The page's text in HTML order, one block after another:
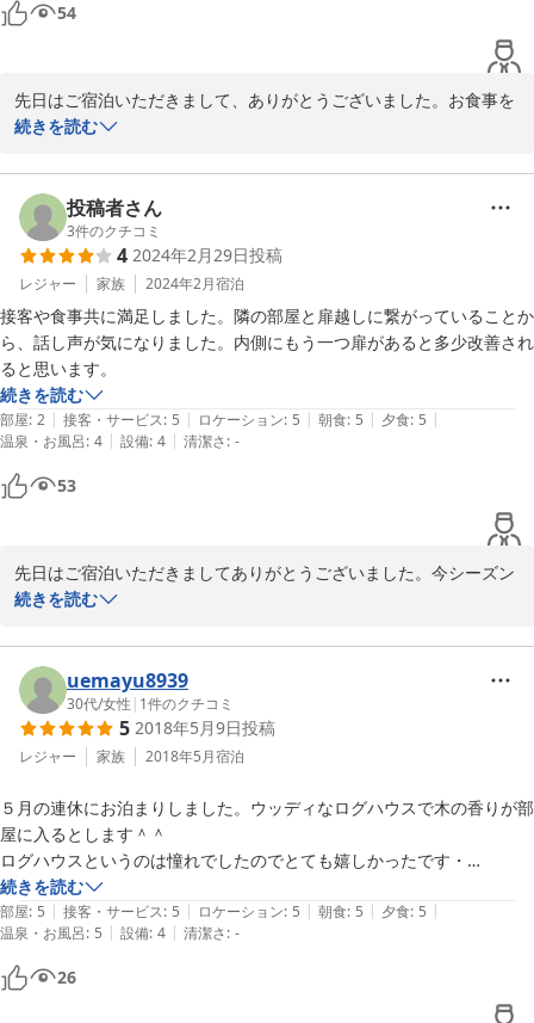
54
先日はご宿泊いただきまして、ありがとうございました。お食事を
気に入って頂けて嬉しいです。まだ寒い日もありますが、春はもう
してくださいね。お待ちしています。
2024-03-25
続きを読む
投稿者さん
3件のクチコミ
4 2024年2月29日投稿
レジャー 家族 2024年2月宿泊
接客や食事共に満足しました。隣の部屋と扉越しに繋がっていることか
ら、話し声が気になりました。内側にもう一つ扉があると多少改善され
ると思います。
続きを読む
部屋: 2 | 接客・サービス: 5 | ロケーション: 5 | 朝食: 5 | 夕食: 5 |
温泉・お風呂: 4 | 設備: 4 | 清潔さ: -
53
先日はご宿泊いただきましてありがとうございました。今シーズン
は全国的に雪が少ないようですが、裏磐梯も例年の半分以下の積雪
しく思います。
接客や食事をご満足いただけて嬉しいです。隣室の音ではご迷惑を
お掛けして申し訳ありませんでした。貴重なご意見をありがとうご
ざいました。ご家族の皆様にも、どうぞ宜しくお伝えくださいま
2024-03-01
続きを読む
uemayu8939
30代/女性 | 1件のクチコミ
5 2018年5月9日投稿
レジャー 家族 2018年5月宿泊
５月の連休にお泊まりしました。ウッディなログハウスで木の香りが部
屋に入るとします＾＾
ログハウスというのは憧れでしたのでとても嬉しかったです・
館内はとても清潔で安心感がありました、子供が遊ぶ部屋もあり、知恵
の輪があったり、
積木もあったり楽しめました。食事はとてもおいしくて，お腹は大満足
でした＾＾
特にステーキを追加注文したのですが、お口の中でお肉がとろける感覚
続きを読む
部屋: 5 | 接客・サービス: 5 | ロケーション: 5 | 朝食: 5 | 夕食: 5 |
温泉・お風呂: 5 | 設備: 4 | 清潔さ: -
26